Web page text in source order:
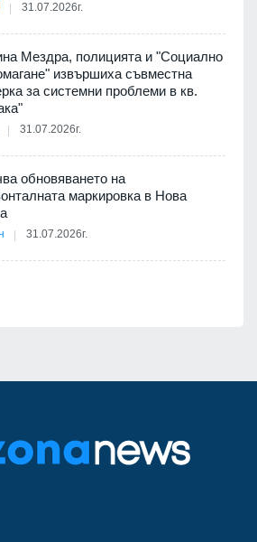
31.07.2026г.
Мездра, полицията и "Социално
извършиха съвместна
за системни проблеми в кв.
31.07.2026г.
обновяването на
маркировка в Нова
31.07.2026г.